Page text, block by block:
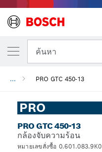
ค้นหา
... PRO GTC 450-13
PRO
PRO GTC 450-13
กล้องจับความร้อน
หมายเลขสั่งซื้อ 0.601.083.9K0